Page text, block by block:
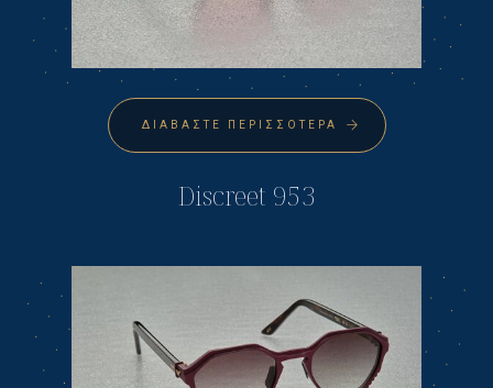
ΔΙΑΒΆΣΤΕ ΠΕΡΙΣΣΌΤΕΡΑ
Discreet 953